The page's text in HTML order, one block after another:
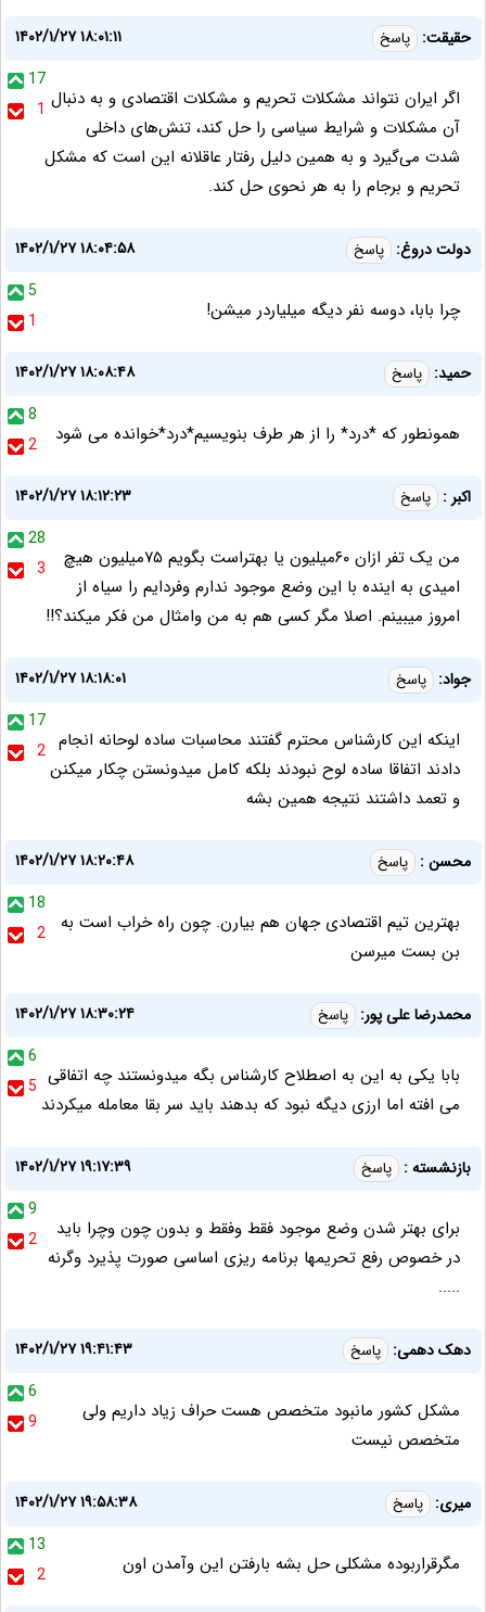
حقیقت: پاسخ
۱۴۰۲/۱/۲۷ ۱۸:۰۱:۱۱
17
1 اگر ایران نتواند مشکلات تحریم و مشکلات اقتصادی و به دنبال
آن مشکلات و شرایط سیاسی را حل کند، تنش‌های داخلی
شدت می‌گیرد و به همین دلیل رفتار عاقلانه این است که مشکل
تحریم و برجام را به هر نحوی حل کند.
دولت دروغ: پاسخ
۱۴۰۲/۱/۲۷ ۱۸:۰۴:۵۸
5
1
چرا بابا، دوسه نفر دیگه میلیاردر میشن!
حمید: پاسخ
۱۴۰۲/۱/۲۷ ۱۸:۰۸:۴۸
8
2
همونطور که *درد* را از هر طرف بنویسیم*درد*خوانده می شود
اکبر : پاسخ
۱۴۰۲/۱/۲۷ ۱۸:۱۲:۲۳
28
3
من یک تفر ازان ۶۰میلیون یا بهتراست بگویم ۷۵میلیون هیچ
امیدی به اینده با این وضع موجود ندارم وفردایم را سیاه از
امروز میبینم. اصلا مگر کسی هم به من وامثال من فکر میکند؟!!
جواد: پاسخ
۱۴۰۲/۱/۲۷ ۱۸:۱۸:۰۱
17
2 اینکه این کارشناس محترم گفتند محاسبات ساده لوحانه انجام
دادند اتفاقا ساده لوح نبودند بلکه کامل میدونستن چکار میکنن
و تعمد داشتند نتیجه همین بشه
محسن : پاسخ
۱۴۰۲/۱/۲۷ ۱۸:۲۰:۴۸
18
2
بهترین تیم اقتصادی جهان هم بیارن. چون راه خراب است به
بن بست میرسن
محمدرضا علی پور: پاسخ
۱۴۰۲/۱/۲۷ ۱۸:۳۰:۲۴
6
5 بابا یکی به این به اصطلاح کارشناس بگه میدونستند چه اتفاقی
می افته اما ارزی دیگه نبود که بدهند باید سر بقا معامله میکردند
بازنشسته : پاسخ
۱۴۰۲/۱/۲۷ ۱۹:۱۷:۳۹
9
2
برای بهتر شدن وضع موجود فقط وفقط و بدون چون وچرا باید
در خصوص رفع تحریمها برنامه ریزی اساسی صورت پذیرد وگرنه
.....
دهک دهمی: پاسخ
۱۴۰۲/۱/۲۷ ۱۹:۴۱:۴۳
6
9
مشکل کشور مانبود متخصص هست حراف زیاد داریم ولی
متخصص نیست
میری: پاسخ
۱۴۰۲/۱/۲۷ ۱۹:۵۸:۳۸
13
2
مگرقراربوده مشکلی حل بشه بارفتن این وآمدن اون